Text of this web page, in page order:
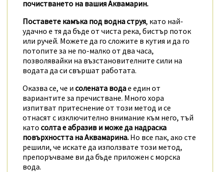
почистването на вашия Аквамарин.
Поставете камъка под водна струя, като най-
удачно е тя да бъде от чиста река, бистър поток
или ручей. Можете да го сложите в кутия и да го
потопите за не по-малко от два часа,
позволявайки на възстановителните сили на
водата да си свършат работата.
Оказва се, че и солената водае един от
вариантите за пречистване. Много хора
изпитват притеснение от този метод и се
отнасят с изключително внимание към него, тъй
като солта е абразив и може да надраска
повърхността на Аквамарина. Но все пак, ако сте
решили, че искате да използвате този метод,
препоръчваме ви да бъде приложен с морска
вода.